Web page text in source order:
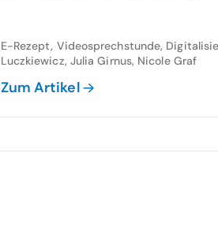
E-Rezept, Videosprechstunde,
Luczkiewicz, Julia Girnus, Nicole Graf
Zum Artikel